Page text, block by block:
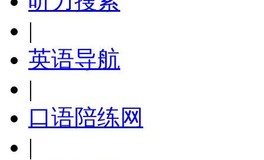
|
英语导航
|
口语陪练网
|